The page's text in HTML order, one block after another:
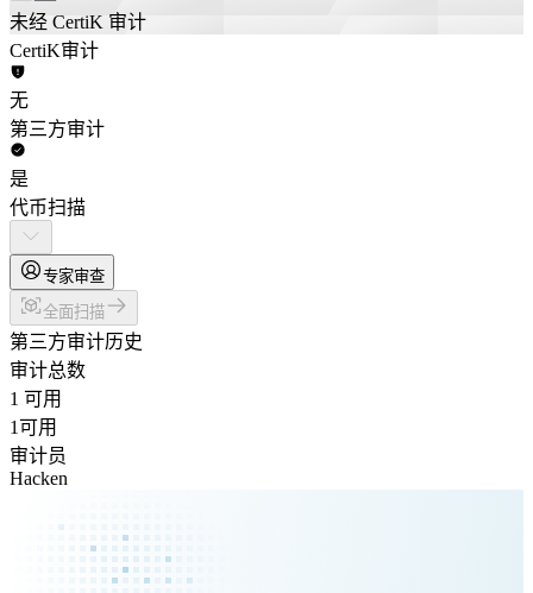
未经 CertiK 审计
CertiK审计
无
第三方审计
是
代币扫描
专家审查
全面扫描
第三方审计历史
审计总数
1 可用
1可用
审计员
Hacken